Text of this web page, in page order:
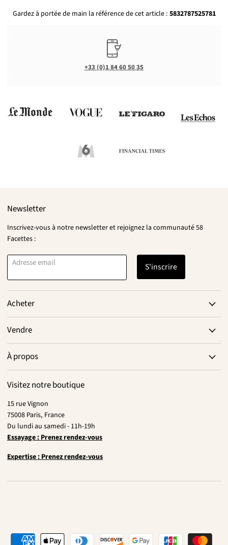
Gardez à portée de main la référence de cet article : 5832787525781
+33 (0)1 84 60 50 35
Newsletter
Inscrivez-vous à notre newsletter et rejoignez la communauté 58
Facettes :
Adresse email S'inscrire
Acheter
Vendre
À propos
Visitez notre boutique
15 rue Vignon
75008 Paris, France
Du lundi au samedi - 11h-19h
Essayage : Prenez rendez-vous
Expertise : Prenez rendez-vous